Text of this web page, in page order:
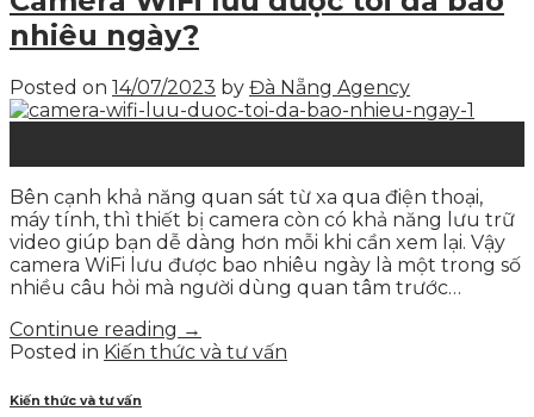
nhiêu ngày?
Posted on 14/07/2023 by Đà Nẵng Agency
Bên cạnh khả năng quan sát từ xa qua điện thoại,
máy tính, thì thiết bị camera còn có khả năng lưu trữ
video giúp bạn dễ dàng hơn mỗi khi cần xem lại. Vậy
camera WiFi lưu được bao nhiêu ngày là một trong số
nhiều câu hỏi mà người dùng quan tâm trước…
Continue reading →
Posted in Kiến thức và tư vấn
Kiến thức và tư vấn